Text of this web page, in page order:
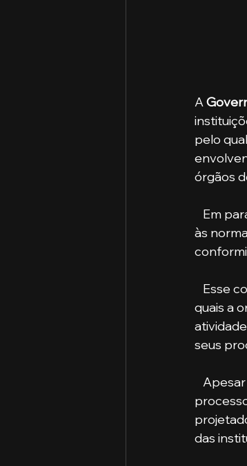
A
pelo
órgãos
Em
às
quais a
seus
das